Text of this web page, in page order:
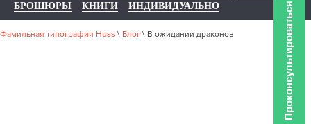
БРОШЮРЫ
КНИГИ ИНДИВИДУАЛЬНО
Фамильная типография Huss \ Блог \ В ожидании драконов Проконсультироваться